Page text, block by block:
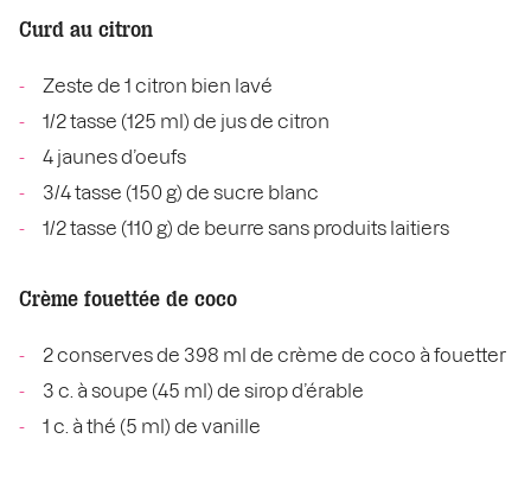
Curd au citron
Zeste de 1 citron bien lavé
1/2 tasse (125 ml) de jus de citron
4 jaunes d’oeufs
3/4 tasse (150 g) de sucre blanc
1/2 tasse (110 g) de beurre sans produits laitiers
Crème fouettée de coco
2 conserves de 398 ml de crème de coco à fouetter
3 c. à soupe (45 ml) de sirop d’érable
1 c. à thé (5 ml) de vanille